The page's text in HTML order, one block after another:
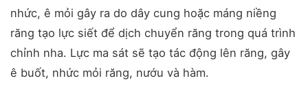
nhức, ê mỏi gây ra do dây cung hoặc máng niềng
răng tạo lực siết để dịch chuyển răng trong quá trình
chỉnh nha. Lực ma sát sẽ tạo tác động lên răng, gây
ê buốt, nhức mỏi răng, nướu và hàm.